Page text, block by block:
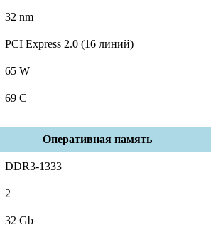
32 nm
PCI Express 2.0 (16 линий)
65 W
69 C
Оперативная память
DDR3-1333
2
32 Gb